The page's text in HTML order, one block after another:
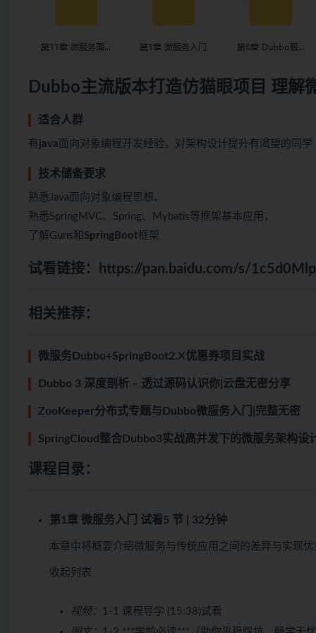
Dubbo主流版本打造仿猫眼项目 理解
适合人群
有 java 面向对象编程开发经验，对架构设计提升有渴望的同学
技术储备要求
熟悉Java面向对象编程思想、
熟悉SpringMVC、Spring、Mybatis等框架基本应用，
了解Guns和 SpringBoot框架
试看链接： https://pan.baidu.com/s/
相关推荐：
微服务Dubbo+SpringBoot2.X优惠券项目实战
Dubbo 3 深度剖析 – 透过源码认识你|云盘无密分享
ZooKeeper分布式专题与Dubbo微服务入门|完整无密
SpringCloud整合Dubbo3实战高并发下的微服务架构设
课程目录：
第1章 微服务入门 试看5 节 | 32分钟
本章中将概要介绍微服务与传统应用之间的差异与实现
收起列表
视频： 1-1 课程导学 (15:38)试看